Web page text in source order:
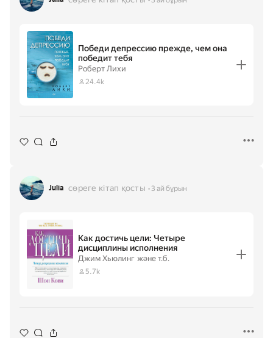
Победи депрессию прежде, чем она
победит тебя
Роберт Лихи
24.4k
Julia сөреге кітап қосты 3 ай бұрын
Как достичь цели: Четыре
дисциплины исполнения
Джим Хьюлинг және т.б.
5.7k